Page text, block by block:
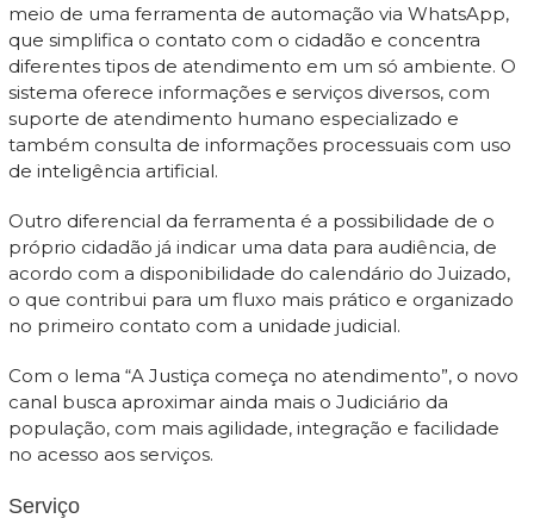
meio de uma ferramenta de automação via WhatsApp,
que simplifica o contato com o cidadão e concentra
diferentes tipos de atendimento em um só ambiente. O
sistema oferece informações e serviços diversos, com
suporte de atendimento humano especializado e
também consulta de informações processuais com uso
de inteligência artificial.
Outro diferencial da ferramenta é a possibilidade de o
próprio cidadão já indicar uma data para audiência, de
acordo com a disponibilidade do calendário do Juizado,
o que contribui para um fluxo mais prático e organizado
no primeiro contato com a unidade judicial.
Com o lema “A Justiça começa no atendimento”, o novo
canal busca aproximar ainda mais o Judiciário da
população, com mais agilidade, integração e facilidade
no acesso aos serviços.
Serviço